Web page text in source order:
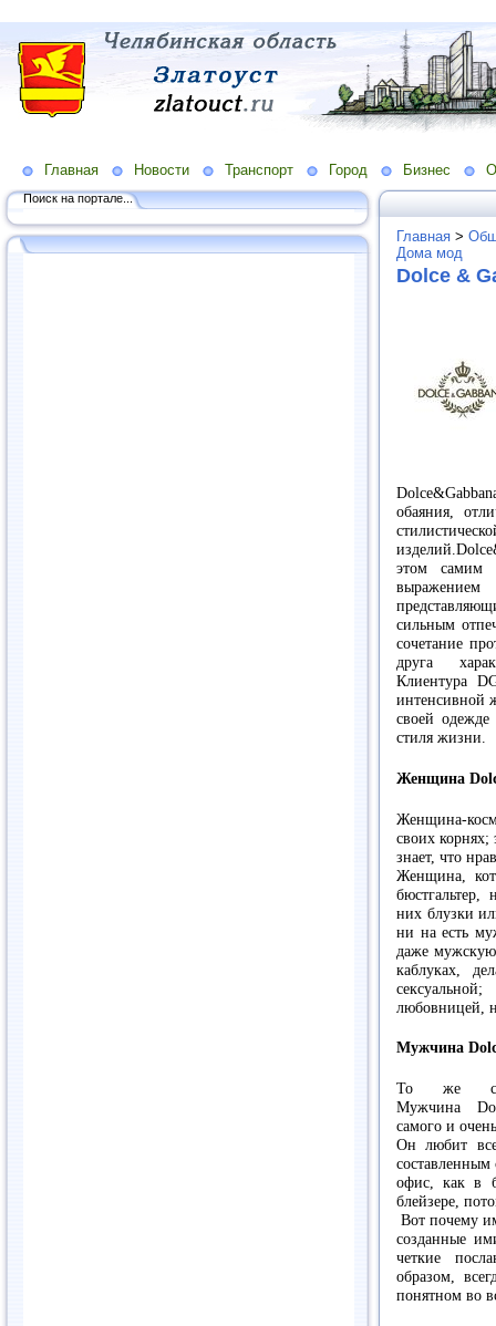
Главная Новости Транспорт Город Бизнес
Поиск на портале...
Главная >
Дома мод
Dolce &
обаяния,
этом самим
сильным
сочетание
друга
Клиентура
интенсивной
своей одежде
стиля жизни.
Женщина
Женщина-
своих корнях;
знает, что
Женщина,
бюстгальтер,
них блузки
ни на есть
даже
каблуках,
любовницей,
Мужчина
То же
Мужчина
самого и
Он любит все
офис, как в
блейзере,
Вот почему
созданные
четкие
образом,
понятном во